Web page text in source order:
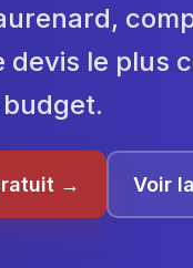
devis le plus
→ Voir